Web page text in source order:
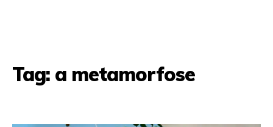
Tag: a metamorfose